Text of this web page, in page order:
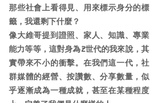
那些社會上看得見、用來標示身分的標
籤，我還剩下什麼？
像大維哥提到證照、家人、知識、專業
能力等等，這對身為Z世代的我來說，其
實帶來不小的衝擊。在我們這一代，社
群媒體的經營、按讚數、分享數量，似
乎逐漸成為一種成就，甚至在某種程度